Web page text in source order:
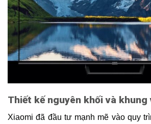
Thiết kế nguyên khối và khung
Xiaomi đã đầu tư mạnh mẽ vào quy